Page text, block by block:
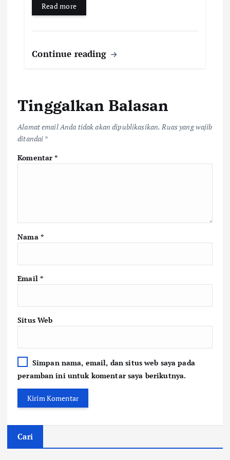
Read more
Continue reading
Tinggalkan Balasan
Alamat email Anda tidak akan dipublikasikan. Ruas yang wajib
ditandai *
Komentar*
Nama *
Email *
Situs Web
Simpan nama, email, dan situs web saya pada
peramban ini untuk komentar saya berikutnya.
Cari